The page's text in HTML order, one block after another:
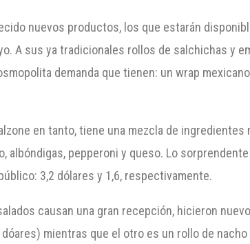
nuevos productos, los que estarán
A sus ya tradicionales rollos de salchichas y
demanda que tienen: un wrap
en tanto, tiene una mezcla de ingredientes
albóndigas, pepperoni y queso. Lo
3,2 dólares y 1,6, respectivamente.
causan una gran recepción, hicieron
mientras que el otro es un rollo de nacho